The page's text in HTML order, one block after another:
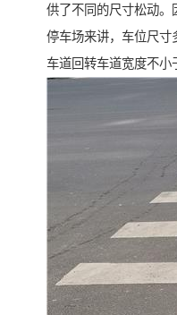
供了不同的尺寸松动。
停车场来讲，车位尺寸
车道回转车道宽度不小